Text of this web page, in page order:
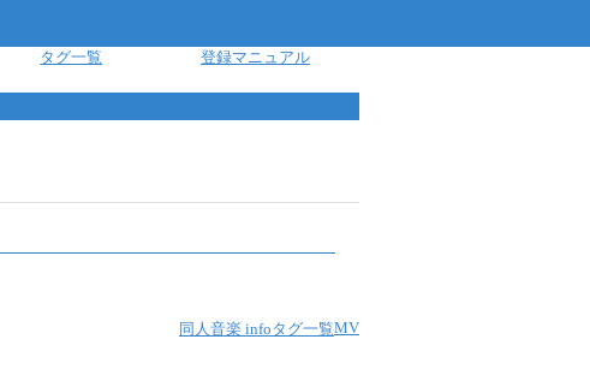
タグ一覧 登録マニュアル
同人音楽 infoタグ一覧MV